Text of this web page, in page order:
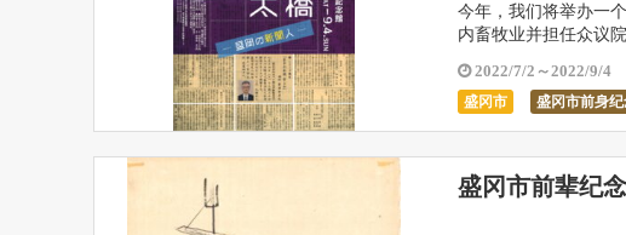
今年，我们将举办一
内畜牧业并担任众议
2022/7/2～2022/9/4
盛冈市 盛冈市前身
盛冈市前辈纪